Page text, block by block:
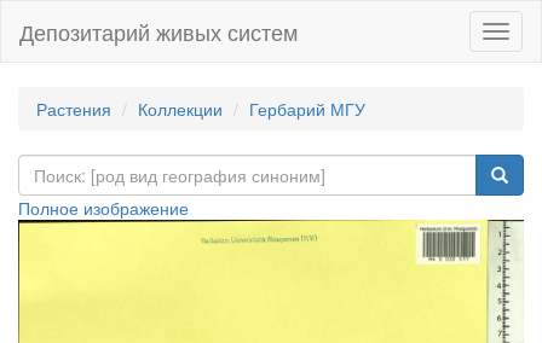
Депозитарий живых систем
Растения Коллекции Гербарий МГУ
Полное изображение